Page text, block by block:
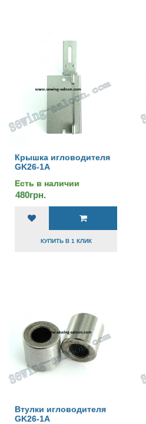
Крышка игловодителя
GK26-1A
Есть в наличии
480грн.
КУПИТЬ В 1 КЛИК
Втулки игловодителя
GK26-1A